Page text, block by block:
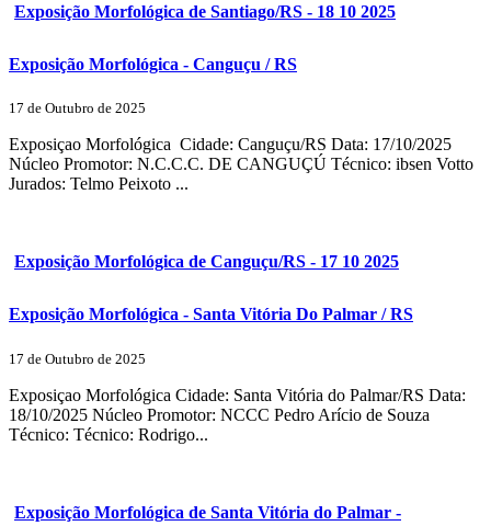
Exposição Morfológica de Santiago/RS - 18 10 2025
Exposição Morfológica - Canguçu / RS
17 de Outubro de 2025
Exposiçao Morfológica Cidade: Canguçu/RS Data: 17/10/2025
Núcleo Promotor: N.C.C.C. DE CANGUÇÚ Técnico: ibsen Votto
Jurados: Telmo Peixoto ...
Exposição Morfológica de Canguçu/RS - 17 10 2025
Exposição Morfológica - Santa Vitória Do Palmar / RS
17 de Outubro de 2025
Exposiçao Morfológica Cidade: Santa Vitória do Palmar/RS Data:
18/10/2025 Núcleo Promotor: NCCC Pedro Arício de Souza
Técnico: Técnico: Rodrigo...
Exposição Morfológica de Santa Vitória do Palmar -